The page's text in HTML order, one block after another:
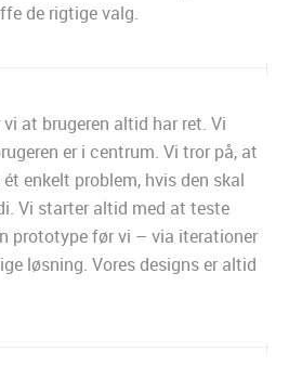
de rigtige valg.
at brugeren altid har ret. Vi
er i centrum. Vi tror på, at
enkelt problem, hvis den skal
Vi starter altid med at teste
prototype før vi – via iterationer
løsning. Vores designs er altid